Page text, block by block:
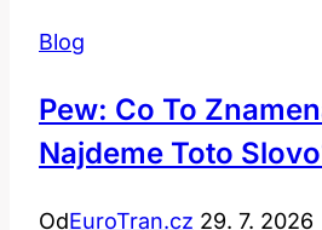
Blog
Pew: Co To
Najdeme Toto
OdEuroTran.cz 29. 7. 2026